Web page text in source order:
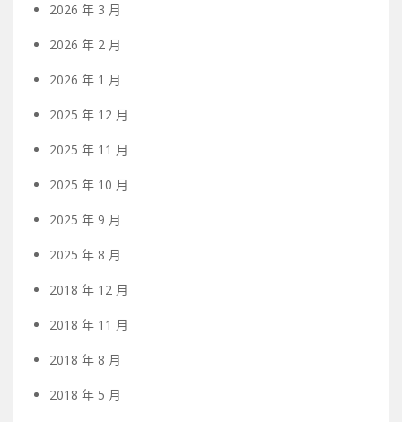
2026 年 3 月
2026 年 2 月
2026 年 1 月
2025 年 12 月
2025 年 11 月
2025 年 10 月
2025 年 9 月
2025 年 8 月
2018 年 12 月
2018 年 11 月
2018 年 8 月
2018 年 5 月